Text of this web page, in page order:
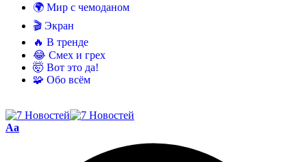
🌍 Мир с чемоданом
🎬 Экран
🔥 В тренде
😂 Смех и грех
🤯 Вот это да!
🧩 Обо всём
Aa